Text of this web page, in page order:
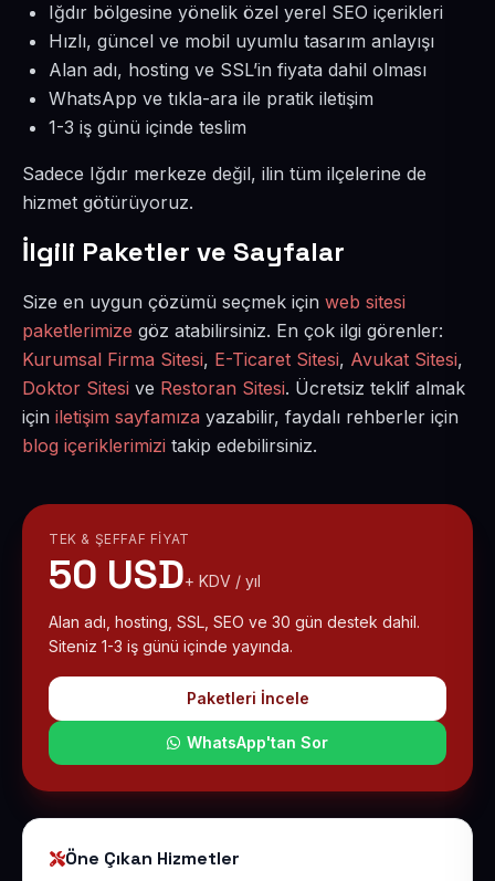
Iğdır bölgesine yönelik özel yerel SEO içerikleri
Hızlı, güncel ve mobil uyumlu tasarım anlayışı
Alan adı, hosting ve SSL’in fiyata dahil olması
WhatsApp ve tıkla-ara ile pratik iletişim
1-3 iş günü içinde teslim
Sadece Iğdır merkeze değil, ilin tüm ilçelerine de
hizmet götürüyoruz.
İlgili Paketler ve Sayfalar
Size en uygun çözümü seçmek için web sitesi
paketlerimize göz atabilirsiniz. En çok ilgi görenler:
Kurumsal Firma Sitesi, E-Ticaret Sitesi, Avukat Sitesi,
Doktor Sitesi ve Restoran Sitesi. Ücretsiz teklif almak
için iletişim sayfamıza yazabilir, faydalı rehberler için
blog içeriklerimizi takip edebilirsiniz.
TEK & ŞEFFAF FIYAT
50 USD+ KDV / yıl
Alan adı, hosting, SSL, SEO ve 30 gün destek dahil.
Siteniz 1-3 iş günü içinde yayında.
Paketleri İncele
WhatsApp'tan Sor
Öne Çıkan Hizmetler